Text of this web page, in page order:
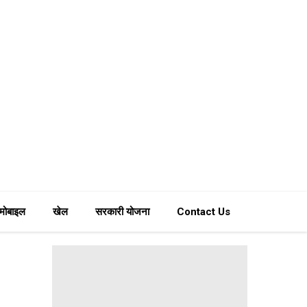
खेल सरकारी योजना Contact Us